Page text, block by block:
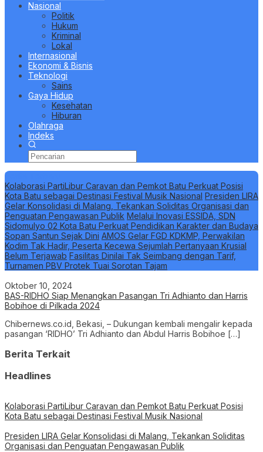
Nasional
Politik
Hukum
Kriminal
Lokal
Internasional
Ekonomi & Bisnis
Teknologi
Sains
Gaya Hidup
Kesehatan
Hiburan
Olahraga
Indeks
Berita Terbaru
Kolaborasi PartiLibur Caravan dan Pemkot Batu Perkuat Posisi
Kota Batu sebagai Destinasi Festival Musik Nasional Presiden LIRA
Gelar Konsolidasi di Malang, Tekankan Soliditas Organisasi dan
Penguatan Pengawasan Publik Melalui Inovasi ESSIDA, SDN
Sidomulyo 02 Kota Batu Perkuat Pendidikan Karakter dan Budaya
Sopan Santun Sejak Dini AMOS Gelar FGD KDKMP, Perwakilan
Kodim Tak Hadir, Peserta Kecewa Sejumlah Pertanyaan Krusial
Belum Terjawab Fasilitas Dinilai Tak Seimbang dengan Tarif,
Turnamen PBV Protek Tuai Sorotan Tajam
Oktober 10, 2024
BAS-RIDHO Siap Menangkan Pasangan Tri Adhianto dan Harris
Bobihoe di Pilkada 2024
Chibernews.co.id, Bekasi, – Dukungan kembali mengalir kepada
pasangan ‘RIDHO’ Tri Adhianto dan Abdul Harris Bobihoe […]
Berita Terkait
Headlines
Kolaborasi PartiLibur Caravan dan Pemkot Batu Perkuat Posisi
Kota Batu sebagai Destinasi Festival Musik Nasional
Presiden LIRA Gelar Konsolidasi di Malang, Tekankan Soliditas
Organisasi dan Penguatan Pengawasan Publik